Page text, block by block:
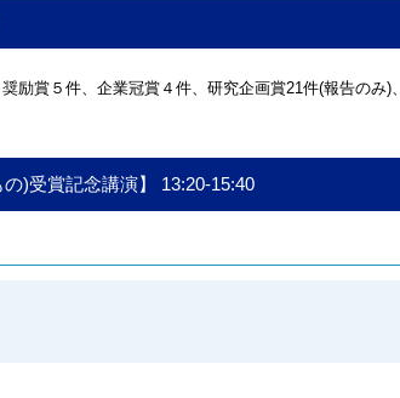
励賞５件、企業冠賞４件、研究企画賞21件(報告のみ)、
)受賞記念講演】 13:20-15:40